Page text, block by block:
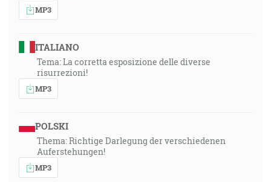
MP3
ITALIANO
Tema: La corretta esposizione delle diverse
risurrezioni!
MP3
POLSKI
Thema: Richtige Darlegung der verschiedenen
Auferstehungen!
MP3